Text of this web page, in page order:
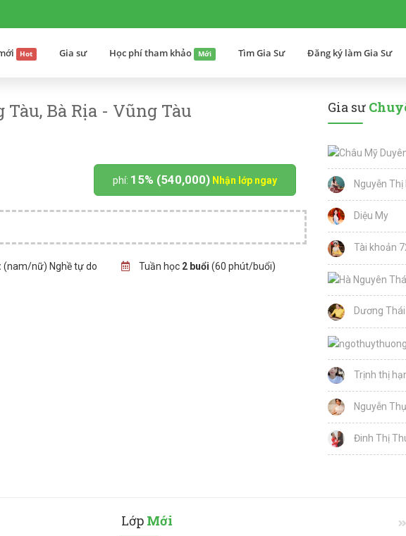
Hot Gia sư Học phí tham khảo Mới Tìm Gia Sư Đăng ký làm Gia Sư
Bà Rịa - Vũng Tàu
phí: 15% (540,000) Nhận lớp ngay
(nam/nữ) Nghề tự do Tuần học 2 buổi (60 phút/buổi)
Gia sư
Nguyễn Thị
Diệu My
Tài khoản
Dương
Trịnh thị
Nguyễn
Đinh Thị
Lớp Mới